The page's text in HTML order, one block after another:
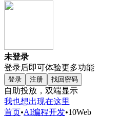
未登录
登录后即可体验更多功能
登录 注册 找回密码
自助投放，双端显示
我也想出现在这里
首页•AI编程开发•10Web